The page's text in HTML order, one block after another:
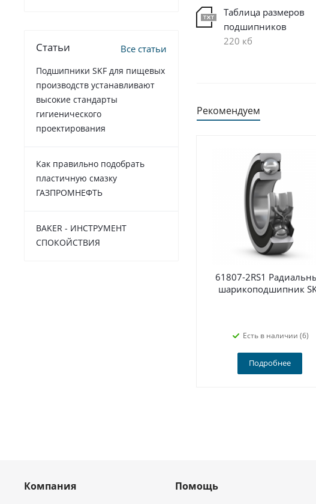
Таблица размеров
подшипников
220 кб
Рекомендуем
61807-2RS1
шарикоподшипник
Есть в наличии (6)
Подробнее
Статьи Все статьи
Подшипники SKF для пищевых
производств устанавливают
высокие стандарты
гигиенического
проектирования
Как правильно подобрать
пластичную смазку
ГАЗПРОМНЕФТЬ
BAKER - ИНСТРУМЕНТ
СПОКОЙСТВИЯ
Компания Помощь